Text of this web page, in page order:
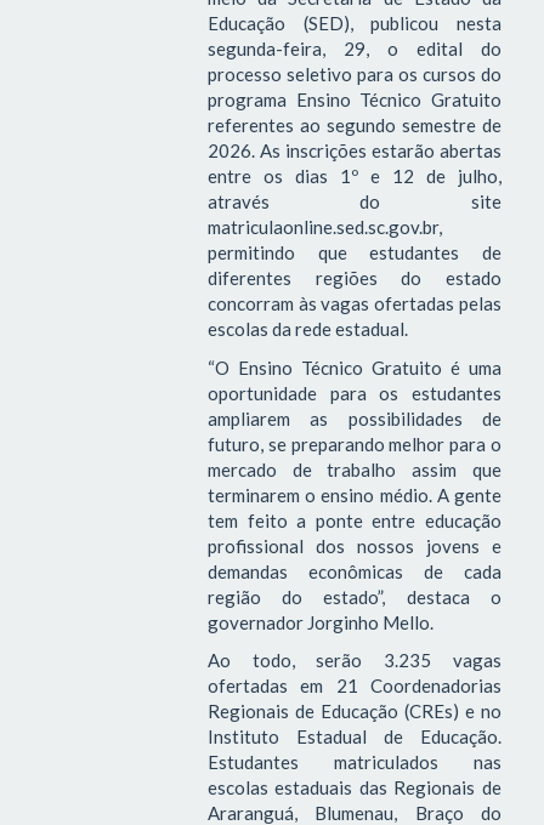
Educação (SED), publicou nesta
segunda-feira, 29, o edital do
processo seletivo para os cursos do
programa Ensino Técnico Gratuito
referentes ao segundo semestre de
2026. As inscrições estarão abertas
entre os dias 1º e 12 de julho,
através do site
matriculaonline.sed.sc.gov.br,
permitindo que estudantes de
diferentes regiões do estado
concorram às vagas ofertadas pelas
escolas da rede estadual.
“O Ensino Técnico Gratuito é uma
oportunidade para os estudantes
ampliarem as possibilidades de
futuro, se preparando melhor para o
mercado de trabalho assim que
terminarem o ensino médio. A gente
tem feito a ponte entre educação
profissional dos nossos jovens e
demandas econômicas de cada
região do estado”, destaca o
governador Jorginho Mello.
Ao todo, serão 3.235 vagas
ofertadas em 21 Coordenadorias
Regionais de Educação (CREs) e no
Instituto Estadual de Educação.
Estudantes matriculados nas
escolas estaduais das Regionais de
Araranguá, Blumenau, Braço do